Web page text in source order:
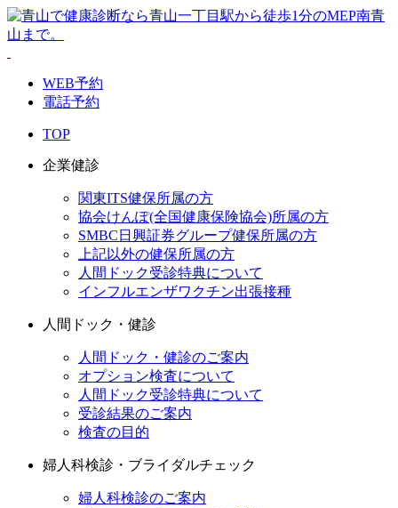
WEB予約
電話予約
TOP
企業健診
関東ITS健保所属の方
協会けんぽ(全国健康保険協会)所属の方
SMBC日興証券グループ健保所属の方
上記以外の健保所属の方
人間ドック受診特典について
インフルエンザワクチン出張接種
人間ドック・健診
人間ドック・健診のご案内
オプション検査について
人間ドック受診特典について
受診結果のご案内
検査の目的
婦人科検診・ブライダルチェック
婦人科検診のご案内